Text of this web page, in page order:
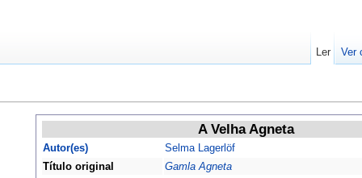
A Velha Agneta
Autor(es)
Selma Lagerlöf
Título original
Gamla Agneta
Ler Ver